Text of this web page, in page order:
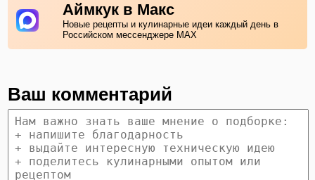
Аймкук в Макс
Новые рецепты и кулинарные идеи каждый день в
Российском мессенджере MAX
Ваш комментарий